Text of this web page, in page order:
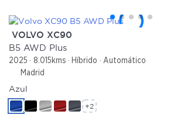
VOLVO XC90
B5 AWD Plus
2025 8.015kms Híbrido
Automático
Madrid
Azul
+2